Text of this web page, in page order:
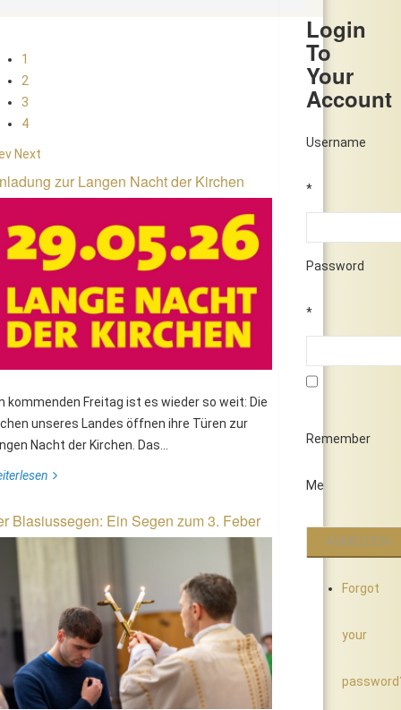
Login
To
Your
Account
Username
*
Password
*
Remember
Me
Forgot
your
1
2
3
4
Next
zur Langen Nacht der Kirchen
kommenden Freitag ist es wieder so weit: Die
unseres Landes öffnen ihre Türen zur
Nacht der Kirchen. Das...
Blasiussegen: Ein Segen zum 3. Feber